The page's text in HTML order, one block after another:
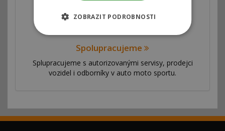
Spolupracujeme
Splupracujeme s autorizovanými servisy, prodejci
vozidel i odborníky v auto moto sportu.
ZOBRAZIT PODROBNOSTI